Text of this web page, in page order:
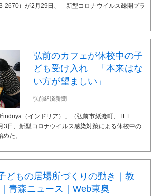
2670）が2月29日、「新型コロナウイルス疎開プラ
弘前のカフェが休校中の子
ども受け入れ 「本来はな
い方が望ましい」
弘前経済新聞
indriya（インドリア）」（弘前市紙漉町、TEL
日、新型コロナウイルス感染対策による休校中の
た。
どもの居場所づくりの動き｜教
青森ニュース｜Web東奥